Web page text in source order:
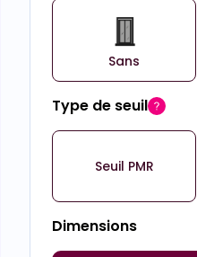
Sans
Type de seuil
Seuil PMR
Dimensions